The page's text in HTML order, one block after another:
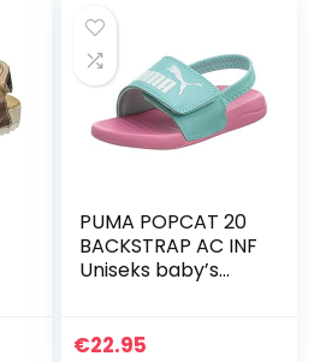
PUMA POPCAT 20
BACKSTRAP AC INF
Uniseks baby’s
€22.95